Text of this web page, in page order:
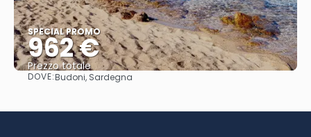
SPECIAL PROMO
962 €
Prezzo totale
DOVE:Budoni, Sardegna